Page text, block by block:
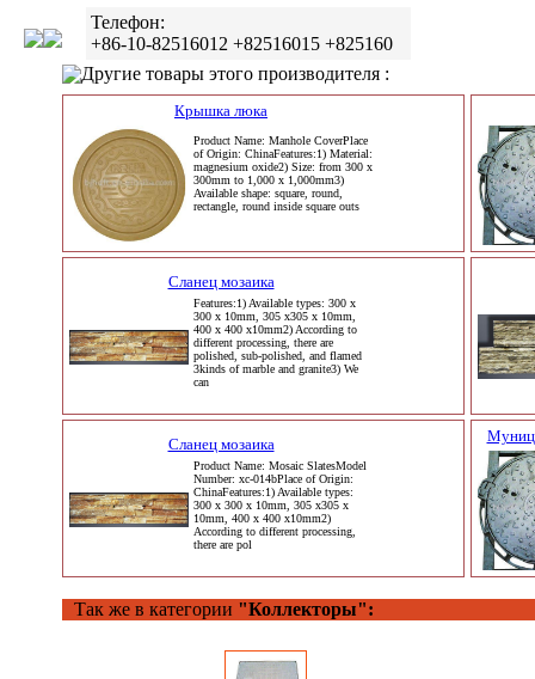
Телефон:
+86-10-82516012 +82516015 +825160
Другие товары этого производителя :
Крышка люка
Product Name: Manhole CoverPlace
of Origin: ChinaFeatures:1) Material:
magnesium oxide2) Size: from 300 x
300mm to 1,000 x 1,000mm3)
Available shape: square, round,
rectangle, round inside square outs
Сланец мозаика
Features:1) Available types: 300 x
300 x 10mm, 305 x305 x 10mm,
400 x 400 x10mm2) According to
different processing, there are
polished, sub-polished, and flamed
3kinds of marble and granite3) We
can
Сланец мозаика
Product Name: Mosaic SlatesModel
Number: xc-014bPlace of Origin:
ChinaFeatures:1) Available types:
300 x 300 x 10mm, 305 x305 x
10mm, 400 x 400 x10mm2)
According to different processing,
there are pol
Так же в категории "Коллекторы":